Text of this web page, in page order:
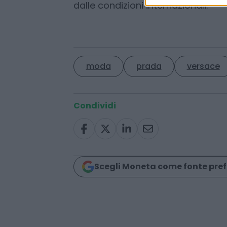
con Tiffany & Co. che ha
iconiche. Il comparto selective
moda